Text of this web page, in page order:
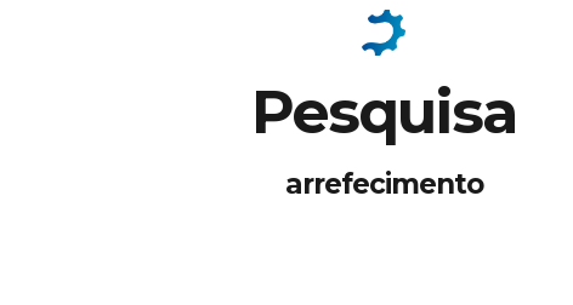
Pesquisa
arrefecimento